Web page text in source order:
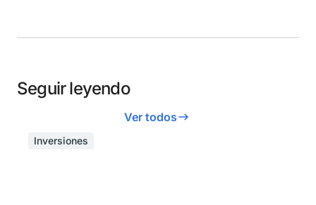
Seguir leyendo
Ver todos
Inversiones